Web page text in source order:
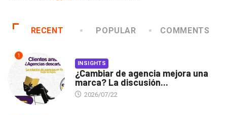
RECENT POPULAR COMMENTS
1
INSIGHTS
¿Cambiar de agencia mejora una
marca? La discusión...
2026/07/22